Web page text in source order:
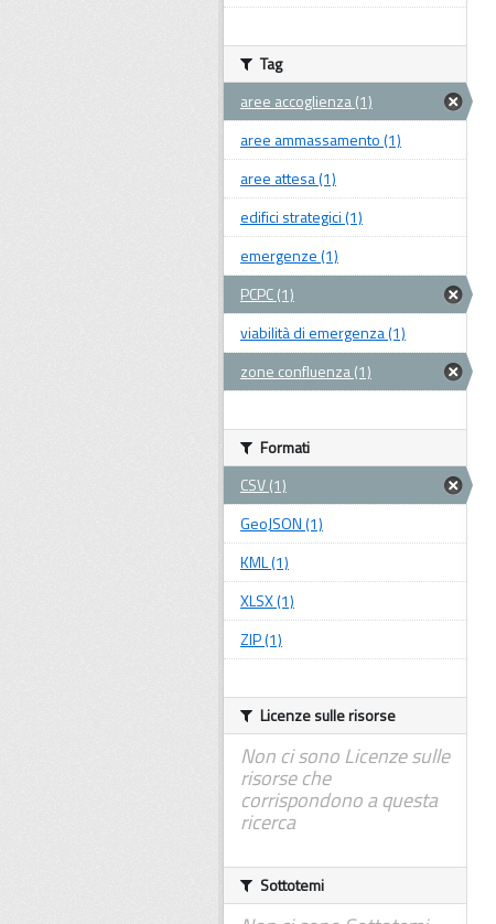
Tag
aree accoglienza (1)
aree ammassamento (1)
aree attesa (1)
edifici strategici (1)
emergenze (1)
PCPC (1)
viabilità di emergenza (1)
zone confluenza (1)
Formati
CSV (1)
GeoJSON (1)
KML (1)
XLSX (1)
ZIP (1)
Licenze sulle risorse
Non ci sono Licenze sulle
risorse che
corrispondono a questa
ricerca
Sottotemi